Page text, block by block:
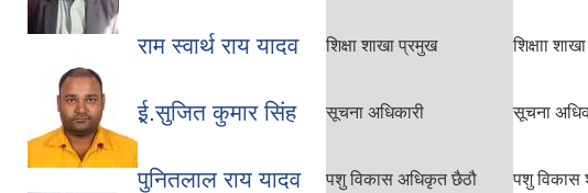
राम स्वार्थ राय यादव शिक्षा शाखा प्रमुख शिक्षाा
ई़.सुजित कुमार सिंह सूचना अधिकारी सूचना
पुनितलाल राय यादव पशु विकास अधिकृत छैठौ पशु विकास